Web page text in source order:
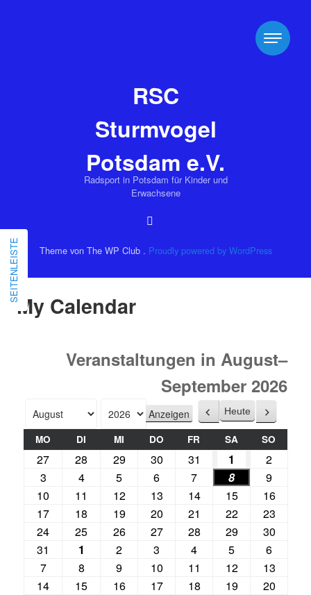
My Calendar
Veranstaltungen in August–
September 2026
Monat
Jahr Zurück
Heute Weiter
MO DI MI DO FR SA SO
27 28 29 30 31 1
2
3
4 5 6 7 8
9
10
11 12 13 14 15
16
17
18 19 20 21 22
23
24
25 26 27 28 29
30
31
1 2 3 4 5
6
7
8 9 10 11 12
13
14
15 16 17 18 19
20
SEITENLEISTE
RSC
Sturmvogel
Potsdam e.V.
Radsport in Potsdam für Kinder und
Erwachsene
Theme von The WP Club . Proudly powered by WordPress